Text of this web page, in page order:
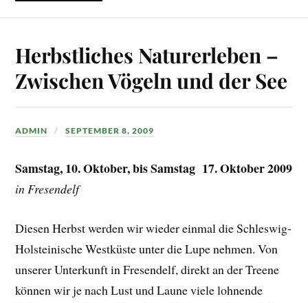
Herbstliches Naturerleben –
Zwischen Vögeln und der See
ADMIN SEPTEMBER 8, 2009
Samstag, 10. Oktober, bis Samstag 17. Oktober 2009
in Fresendelf
Diesen Herbst werden wir wieder einmal die Schleswig-
Holsteinische Westküste unter die Lupe nehmen. Von
unserer Unterkunft in Fresendelf, direkt an der Treene
können wir je nach Lust und Laune viele lohnende